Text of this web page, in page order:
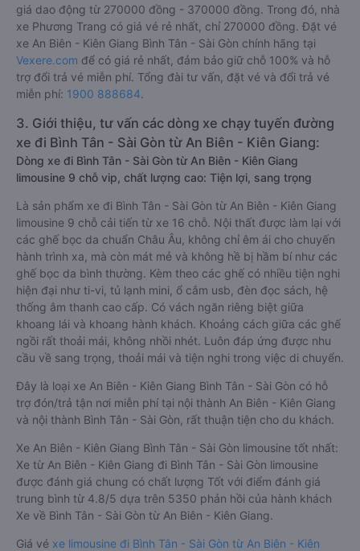
giá dao động từ 270000 đồng - 370000 đồng. Trong đó, nhà
xe Phương Trang có giá vé rẻ nhất, chỉ 270000 đồng. Đặt vé
xe An Biên - Kiên Giang Bình Tân - Sài Gòn chính hãng tại
Vexere.com để có giá rẻ nhất, đảm bảo giữ chỗ 100% và hỗ
trợ đổi trả vé miễn phí. Tổng đài tư vấn, đặt vé và đổi trả vé
miễn phí: 1900 888684.
3. Giới thiệu, tư vấn các dòng xe chạy tuyến đường
xe đi Bình Tân - Sài Gòn từ An Biên - Kiên Giang:
Dòng xe đi Bình Tân - Sài Gòn từ An Biên - Kiên Giang
limousine 9 chỗ vip, chất lượng cao: Tiện lợi, sang trọng
Là sản phẩm xe đi Bình Tân - Sài Gòn từ An Biên - Kiên Giang
limousine 9 chỗ cải tiến từ xe 16 chỗ. Nội thất được làm lại với
các ghế bọc da chuẩn Châu Âu, không chỉ êm ái cho chuyến
hành trình xa, mà còn mát mẻ và không hề bị hầm bí như các
ghế bọc da bình thường. Kèm theo các ghế có nhiều tiện nghi
hiện đại như ti-vi, tủ lạnh mini, ổ cắm usb, đèn đọc sách, hệ
thống âm thanh cao cấp. Có vách ngăn riêng biệt giữa
khoang lái và khoang hành khách. Khoảng cách giữa các ghế
ngồi rất thoải mái, không nhồi nhét. Luôn đáp ứng được nhu
cầu về sang trọng, thoải mái và tiện nghi trong việc di chuyển.
Đây là loại xe An Biên - Kiên Giang Bình Tân - Sài Gòn có hỗ
trợ đón/trả tận nơi miễn phí tại nội thành An Biên - Kiên Giang
và nội thành Bình Tân - Sài Gòn, rất thuận tiện cho du khách.
Xe An Biên - Kiên Giang Bình Tân - Sài Gòn limousine tốt nhất:
Xe từ An Biên - Kiên Giang đi Bình Tân - Sài Gòn limousine
được đánh giá chung có chất lượng Tốt với điểm đánh giá
trung bình từ 4.8/5 dựa trên 5350 phản hồi của hành khách
Xe về Bình Tân - Sài Gòn từ An Biên - Kiên Giang.
Giá vé xe limousine đi Bình Tân - Sài Gòn từ An Biên - Kiên